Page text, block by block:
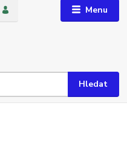
Menu
Hledat